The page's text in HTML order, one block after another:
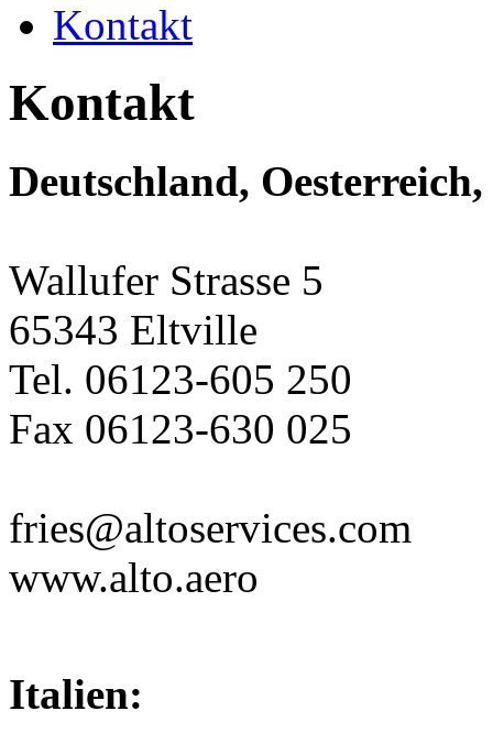
Kontakt
Kontakt
Deutschland,
Wallufer Strasse 5
65343 Eltville
Tel. 06123-605 250
Fax 06123-630 025
fries@altoservices.com
www.alto.aero
Italien: